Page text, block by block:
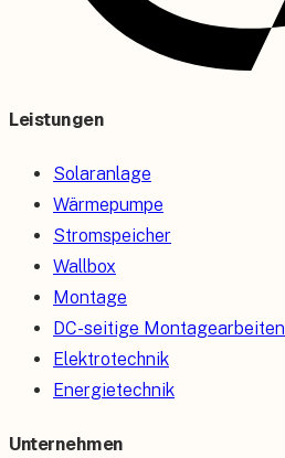
Leistungen
Solaranlage
Wärmepumpe
Stromspeicher
Wallbox
Montage
DC-seitige Montagearbeiten
Elektrotechnik
Energietechnik
Unternehmen